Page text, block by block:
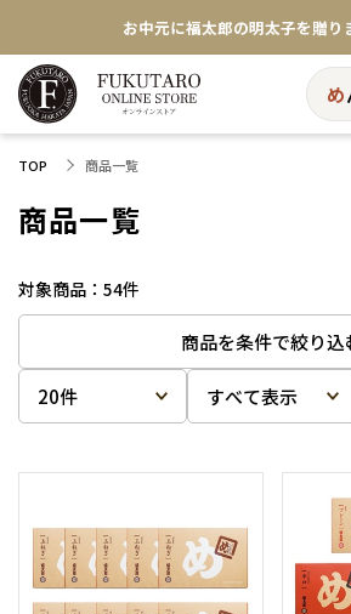
お中元に福太郎の明太子を贈り
★めんべい25周年記念商品
【色々な味を試したい方へ】ポスト
め
TOP 商品一覧
商品一覧
商品を条件で絞り込
54件